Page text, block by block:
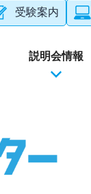
受験案内
説明会情報